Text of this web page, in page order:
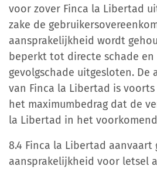
voor zover Finca la Libertad
zake de
aansprakelijkheid wordt
beperkt tot directe schade en
gevolgschade uitgesloten. De
van Finca la Libertad is
het maximumbedrag dat de
la Libertad in het
8.4 Finca la Libertad aanvaart
aansprakelijkheid voor letsel